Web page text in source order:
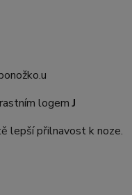
logemJ
lepší přilnavost k noze.